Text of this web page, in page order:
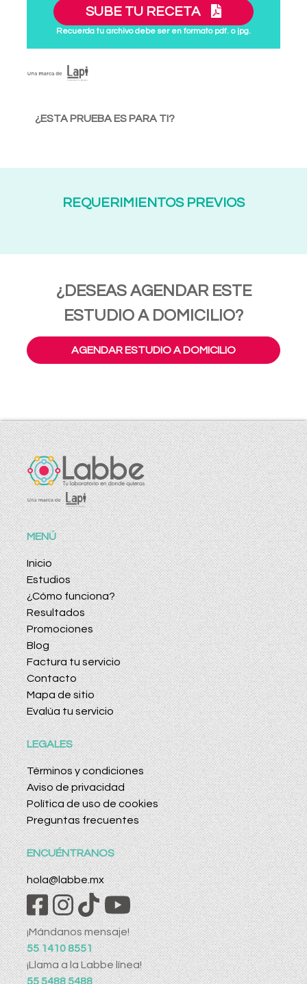
SUBE TU RECETA
Recuerda tu archivo debe ser en formato pdf. o jpg.
¿ESTA PRUEBA ES PARA TI?
REQUERIMIENTOS PREVIOS
¿DESEAS AGENDAR ESTE
ESTUDIO A DOMICILIO?
AGENDAR ESTUDIO A DOMICILIO
MENÚ
Inicio
Estudios
¿Cómo funciona?
Resultados
Promociones
Blog
Factura tu servicio
Contacto
Mapa de sitio
Evalúa tu servicio
LEGALES
Términos y condiciones
Aviso de privacidad
Política de uso de cookies
Preguntas frecuentes
ENCUÉNTRANOS
hola@labbe.mx
¡Mándanos mensaje!
55 1410 8551
¡Llama a la Labbe línea!
55 5488 5488